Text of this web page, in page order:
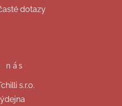
dotazy
nás
s.r.o.